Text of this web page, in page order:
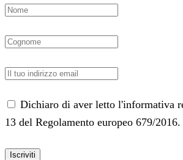
Dichiaro di aver letto l'informativa
13 del Regolamento europeo 679/2016.